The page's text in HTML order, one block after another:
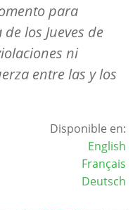
para
los Jueves de
ni
entre las y los
Disponible en:
English
Français
Deutsch